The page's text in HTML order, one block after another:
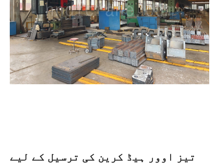
تیز اوور ہیڈ کرین کی ترسیل کے لیے